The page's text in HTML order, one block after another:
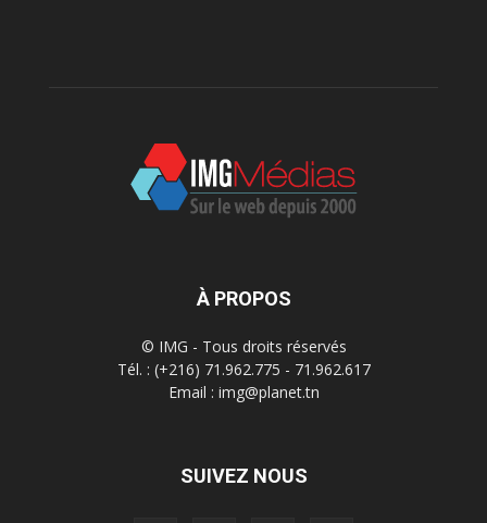
À PROPOS
© IMG - Tous droits réservés
Tél. : (+216) 71.962.775 - 71.962.617
Email : img@planet.tn
SUIVEZ NOUS